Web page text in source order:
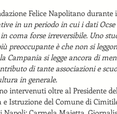
Felice Napolitano
in un periodo in cui i dati
coma forse irreversibile. Uno
preoccupante è che non si
Campania si legge ancora di
di tante associazioni e
in generale.
intervenuti oltre al Presidente
e Istruzione del Comune di